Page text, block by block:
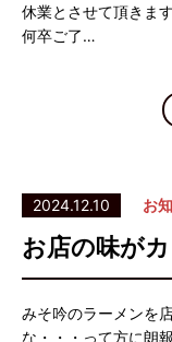
休業とさせて頂きま
何卒ご了…
2024.12.10 お
お店の味が
みそ吟のラーメンを
な・・・って方に朗